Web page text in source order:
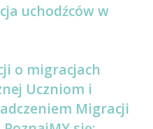
uchodźców w
o migracjach
Uczniom i
Migracji